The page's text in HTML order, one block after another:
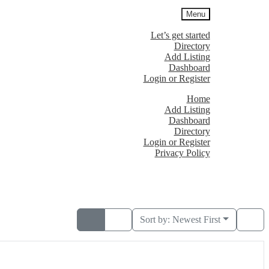
Menu
Let’s get started
Directory
Add Listing
Dashboard
Login or Register
Home
Add Listing
Dashboard
Directory
Login or Register
Privacy Policy
Sort by:Newest First